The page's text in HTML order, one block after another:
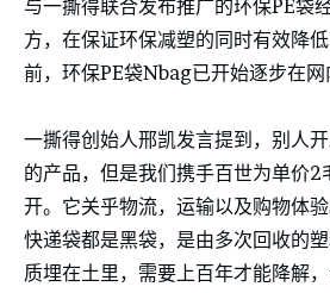
与一撕得联合发布推广的环保PE袋
方，在保证环保减塑的同时有效降
前，环保PE袋Nbag已开始逐步在网
一撕得创始人邢凯发言提到，别人
的产品，但是我们携手百世为单价2
开。它关乎物流，运输以及购物体
快递袋都是黑袋，是由多次回收的
质埋在土里，需要上百年才能降解